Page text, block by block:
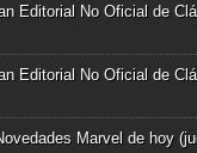
Editorial No Oficial de
Editorial No Oficial de
Marvel de hoy